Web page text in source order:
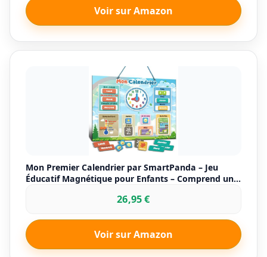
Voir sur Amazon
Mon Premier Calendrier par SmartPanda – Jeu
Éducatif Magnétique pour Enfants – Comprend une
Garçons et Filles, Mur ou Frigo – 30x40cm, en
26,95 €
Voir sur Amazon